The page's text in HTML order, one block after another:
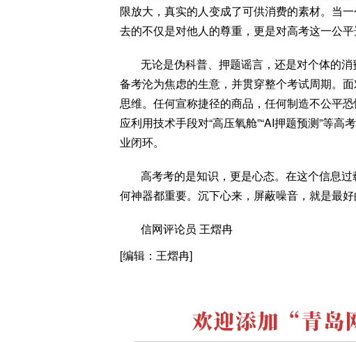
限放大，真实的人变成了可供消费的素材。当
去的不仅是对他人的尊重，更是对高考这一公平
无论是伪科普、押题谣言，还是对个体的
备考沦为焦虑的生意，并贯穿整个考试周期。
思维。任何宣称捷径的商品，任何制造不公平
应利用技术手段对“高压氧舱”“AI押题预测”等
业闭环。
高考考的是知识，更是心态。在这个信息
何神器都重要。沉下心来，屏蔽噪音，就是最好
信网评论员 王熠冉
[编辑：王熠冉]